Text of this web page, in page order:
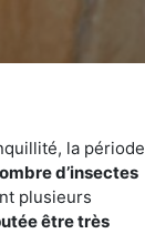
la période
d’insectes
plusieurs
être très